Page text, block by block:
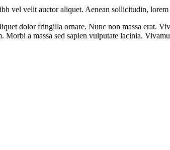
vel velit auctor aliquet. Aenean sollicitudin,
dolor fringilla ornare. Nunc non massa erat.
a massa sed sapien vulputate lacinia.